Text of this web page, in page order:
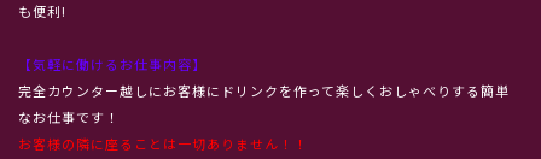
も便利!
【気軽に働けるお仕事内容】
完全カウンター越しにお客様にドリンクを作って楽しくおしゃべりする簡単
なお仕事です！
お客様の隣に座ることは一切ありません！！